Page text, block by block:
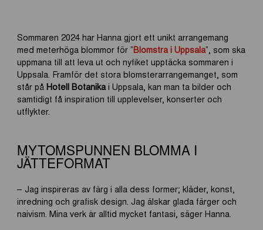
Sommaren 2024 har Hanna gjort ett unikt arrangemang
med meterhöga blommor för ”Blomstra i Uppsala”, som ska
uppmana till att leva ut och nyfiket upptäcka sommaren i
Uppsala. Framför det stora blomsterarrangemanget, som
står påHotell Botanikai Uppsala, kan man ta bilder och
samtidigt få inspiration till upplevelser, konserter och
utflykter.
MYTOMSPUNNEN BLOMMA I
JÄTTEFORMAT
– Jag inspireras av färg i alla dess former; kläder, konst,
inredning och grafisk design. Jag älskar glada färger och
naivism. Mina verk är alltid mycket fantasi, säger Hanna.